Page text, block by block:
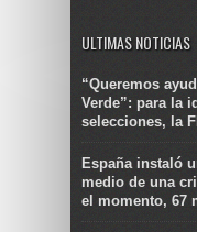
ULTIMAS NOTICIAS
“Queremos
Verde”: para la
selecciones, la
España instaló
medio de una
el momento, 67